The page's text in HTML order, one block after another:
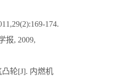
174.
报, 2009,
轮[J]. 内燃机